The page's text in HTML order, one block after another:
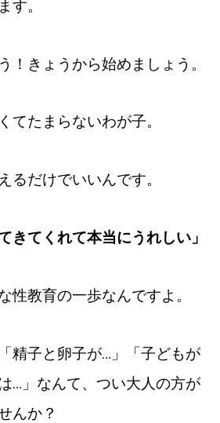
す。
！きょうから始めましょう。
てたまらないわが子。
るだけでいいんです。
きてくれて本当にうれしい」
性教育の一歩なんですよ。
精子と卵子が…」「子どもが
…」なんて、つい大人の方が
んか？